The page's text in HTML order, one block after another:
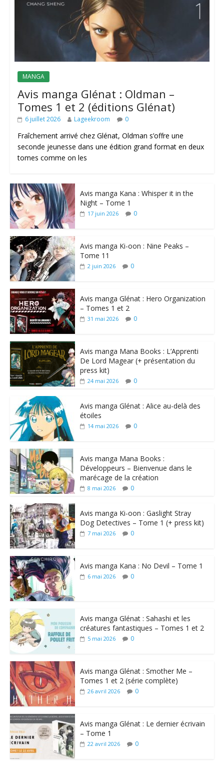
MANGA
Avis manga Glénat : Oldman –
Tomes 1 et 2 (éditions Glénat)
6 juillet 2026 Lageekroom 0
Fraîchement arrivé chez Glénat, Oldman s’offre une
seconde jeunesse dans une édition grand format en deux
tomes comme on les
Avis manga Kana : Whisper it in the
Night – Tome 1
17 juin 2026 0
Avis manga Ki-oon : Nine Peaks –
Tome 11
2 juin 2026 0
Avis manga Glénat : Hero Organization
– Tomes 1 et 2
31 mai 2026 0
Avis manga Mana Books : L’Apprenti
De Lord Magear (+ présentation du
press kit)
24 mai 2026 0
Avis manga Glénat : Alice au-delà des
étoiles
14 mai 2026 0
Avis manga Mana Books :
Développeurs – Bienvenue dans le
marécage de la création
8 mai 2026 0
Avis manga Ki-oon : Gaslight Stray
Dog Detectives – Tome 1 (+ press kit)
7 mai 2026 0
Avis manga Kana : No Devil – Tome 1
6 mai 2026 0
Avis manga Glénat : Sahashi et les
créatures fantastiques – Tomes 1 et 2
5 mai 2026 0
Avis manga Glénat : Smother Me –
Tomes 1 et 2 (série complète)
26 avril 2026 0
Avis manga Glénat : Le dernier écrivain
– Tome 1
22 avril 2026 0